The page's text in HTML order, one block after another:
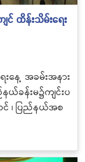
င် ထိန်းသိမ်းရေး
းနေ့ အခမ်းအနား
ခန်းမ၌ကျင်းပ
င် ၊ ပြည်နယ်အစ